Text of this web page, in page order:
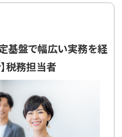
していただきます。
定期的に面談し、実績を報告した
ュールの例）
：３０
打ち合わせ
況共有
入力作業
準備
基盤で幅広い実務を経
税務担当者